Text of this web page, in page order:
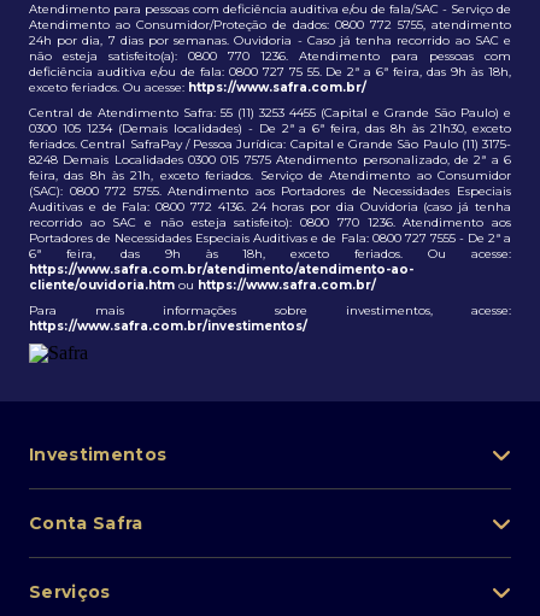
Atendimento para pessoas com deficiência auditiva e/ou de fala/SAC - Serviço de
Atendimento ao Consumidor/Proteção de dados: 0800 772 5755, atendimento
24h por dia, 7 dias por semanas. Ouvidoria - Caso já tenha recorrido ao SAC e
não esteja satisfeito(a): 0800 770 1236. Atendimento para pessoas com
deficiência auditiva e/ou de fala: 0800 727 75 55. De 2ª a 6ª feira, das 9h às 18h,
exceto feriados. Ou acesse: https://www.safra.com.br/
Central de Atendimento Safra: 55 (11) 3253 4455 (Capital e Grande São Paulo) e
0300 105 1234 (Demais localidades) - De 2ª a 6ª feira, das 8h às 21h30, exceto
feriados. Central SafraPay / Pessoa Jurídica: Capital e Grande São Paulo (11) 3175-
8248 Demais Localidades 0300 015 7575 Atendimento personalizado, de 2ª a 6
feira, das 8h às 21h, exceto feriados. Serviço de Atendimento ao Consumidor
(SAC): 0800 772 5755. Atendimento aos Portadores de Necessidades Especiais
Auditivas e de Fala: 0800 772 4136. 24 horas por dia Ouvidoria (caso já tenha
recorrido ao SAC e não esteja satisfeito): 0800 770 1236. Atendimento aos
Portadores de Necessidades Especiais Auditivas e de Fala: 0800 727 7555 - De 2ª a
6ª feira, das 9h às 18h, exceto feriados. Ou acesse:
https://www.safra.com.br/atendimento/atendimento-ao-
cliente/ouvidoria.htm ou https://www.safra.com.br/
Para mais informações sobre investimentos, acesse:
https://www.safra.com.br/investimentos/
Investimentos
Lista de fundos de investimento
Conta Safra
Pessoa Física
Serviços